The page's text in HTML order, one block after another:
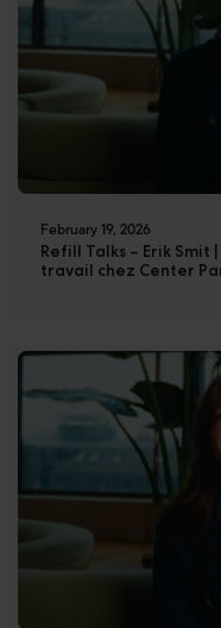
February 19, 2026
Refill Talks – Erik Smit
travail chez Center